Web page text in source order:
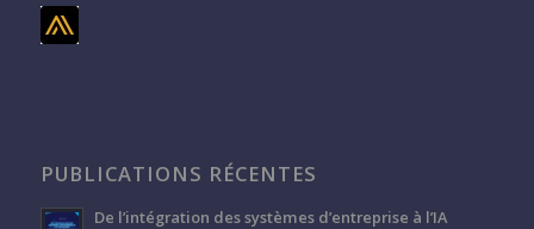
PUBLICATIONS RÉCENTES
De l’intégration des systèmes d’entreprise à l’IA